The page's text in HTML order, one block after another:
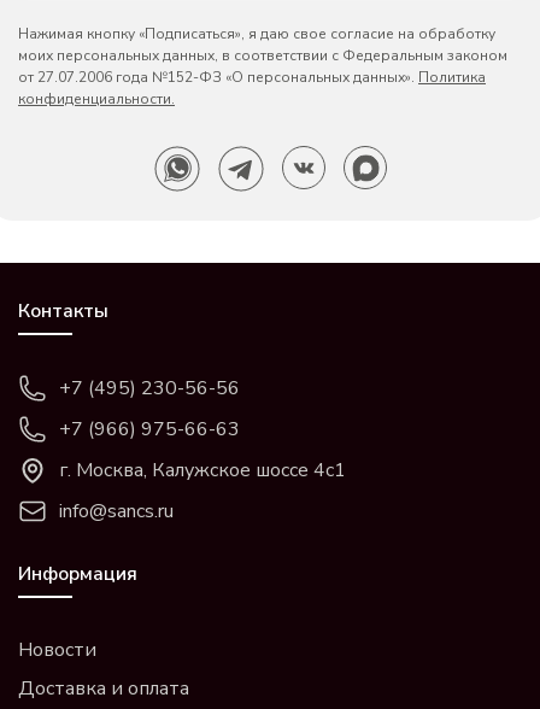
Нажимая кнопку «Подписаться», я даю свое согласие на обработку
моих персональных данных, в соответствии с Федеральным законом
от 27.07.2006 года №152-ФЗ «О персональных данных». Политика
конфиденциальности.
Контакты
+7 (495) 230-56-56
+7 (966) 975-66-63
г. Москва, Калужское шоссе 4с1
info@sancs.ru
Информация
Новости
Доставка и оплата